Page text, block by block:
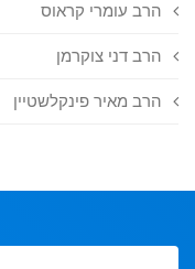
הרב עומרי קראוס
הרב דני צוקרמן
הרב מאיר פינקלשטיין